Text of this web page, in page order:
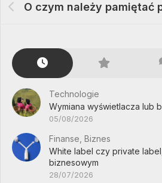
Technologie
Wymiana wyświetlacza lub
05/08/2026
Finanse, Biznes
White label czy private
biznesowym
28/07/2026